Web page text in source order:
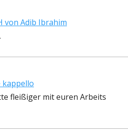
von Adib Ibrahim
kappello
fleißiger mit euren Arbeits